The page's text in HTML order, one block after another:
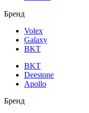
Бренд
Volex
Galaxy
BKT
BKT
Deestone
Apollo
Бренд